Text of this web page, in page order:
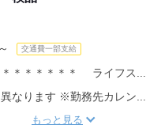
交通費一部支給
＊＊＊＊＊＊＊ ライフス...
なります ※勤務先カレン...
もっと見る